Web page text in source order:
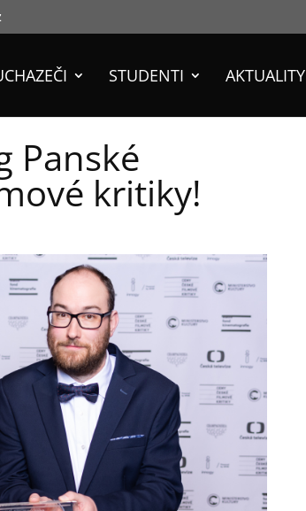
STUDENTI AKTUALITY
Panské
kritiky!